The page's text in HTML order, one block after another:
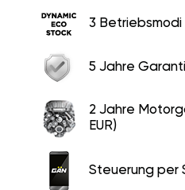
3 Betriebsmodi
5 Jahre
2 Jahre
EUR)
Steuerung per